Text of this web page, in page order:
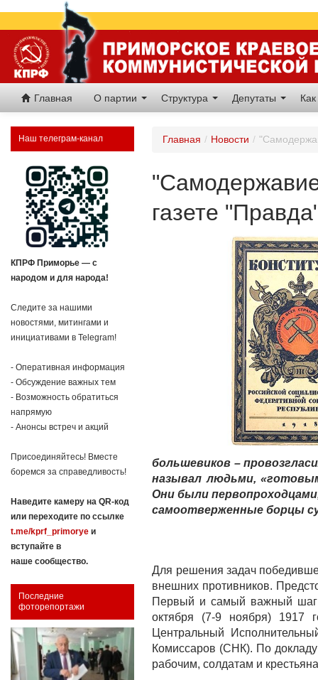
Главная О партии Структура Депутаты
Наш телеграм-канал
КПРФ Приморье — с
народом и для народа!
Следите за нашими
новостями, митингами и
инициативами в Telegram!
- Оперативная информация
- Обсуждение важных тем
- Возможность обратиться
напрямую
- Анонсы встреч и акций
Присоединяйтесь! Вместе
боремся за справедливость!
Наведите камеру на QR-код
или переходите по ссылке
t.me/kprf_primorye и
вступайте в
наше сообщество.
Последние
фоторепортажи
Главная / Новости /
газете
большевиков –
называл людьми,
Они были
самоотверженные борцы
Для решения задач
внешних противников.
Первый и самый важный шаг
октября (7-9 ноября) 1917
Центральный
Комиссаров (СНК). По
рабочим, солдатам и